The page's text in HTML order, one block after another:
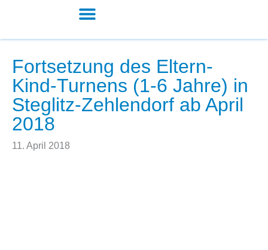
Fortsetzung des Eltern-
Kind-Turnens (1-6 Jahre) in
Steglitz-Zehlendorf ab April
2018
11. April 2018